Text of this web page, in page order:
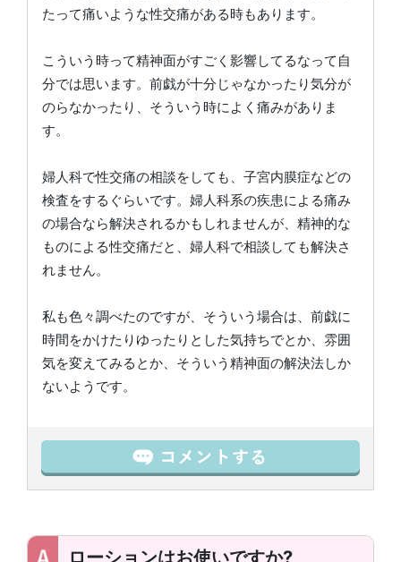
たって痛いような性交痛がある時もあります。
こういう時って精神面がすごく影響してるなって自
分では思います。前戯が十分じゃなかったり気分が
のらなかったり、そういう時によく痛みがありま
す。
婦人科で性交痛の相談をしても、子宮内膜症などの
検査をするぐらいです。婦人科系の疾患による痛み
の場合なら解決されるかもしれませんが、精神的な
ものによる性交痛だと、婦人科で相談しても解決さ
れません。
私も色々調べたのですが、そういう場合は、前戯に
時間をかけたりゆったりとした気持ちでとか、雰囲
気を変えてみるとか、そういう精神面の解決法しか
ないようです。